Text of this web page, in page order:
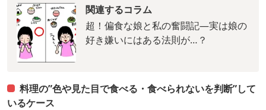
関連するコラム
超！偏食な娘と私の奮闘記―実は娘の
好き嫌いにはある法則が…？
料理の”色や見た目で食べる・食べられないを判断”して
いるケース